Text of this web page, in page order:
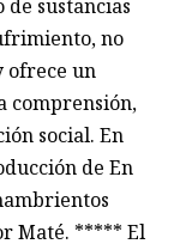
sustancias
no
ofrece un
comprensión,
social. En
de En
Maté. ***** El